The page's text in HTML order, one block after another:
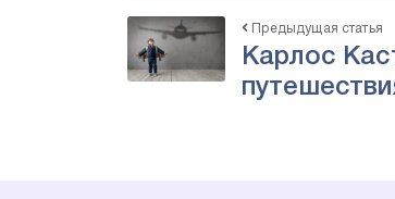
Предыдущая статья
Карлос